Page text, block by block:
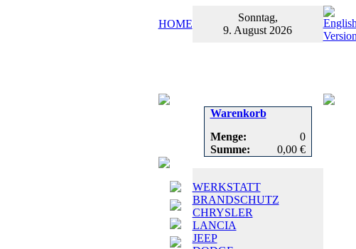
HOME
Sonntag,
9. August 2026
Warenkorb
Menge:
0
Summe:
0,00 €
WERKSTATT
BRANDSCHUTZ
CHRYSLER
LANCIA
JEEP